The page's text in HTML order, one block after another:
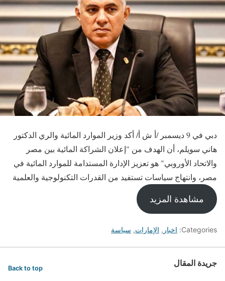
دبي في 9 ديسمبر /أ ش أ/ أكد وزير الموارد المائية والري الدكتور
هاني سويلم، أن الهدف من "إعلان الشراكة المائية بين مصر
والاتحاد الأوروبي" هو تعزيز الإدارة المستدامة للموارد المائية في
مصر، وانتهاج سياسات تستفيد من القدرات التكنولوجية والعلمية
مشاهدة المزيد
Categories: اخبار , الإمارات, سياسة
جريدة المقال Back to top